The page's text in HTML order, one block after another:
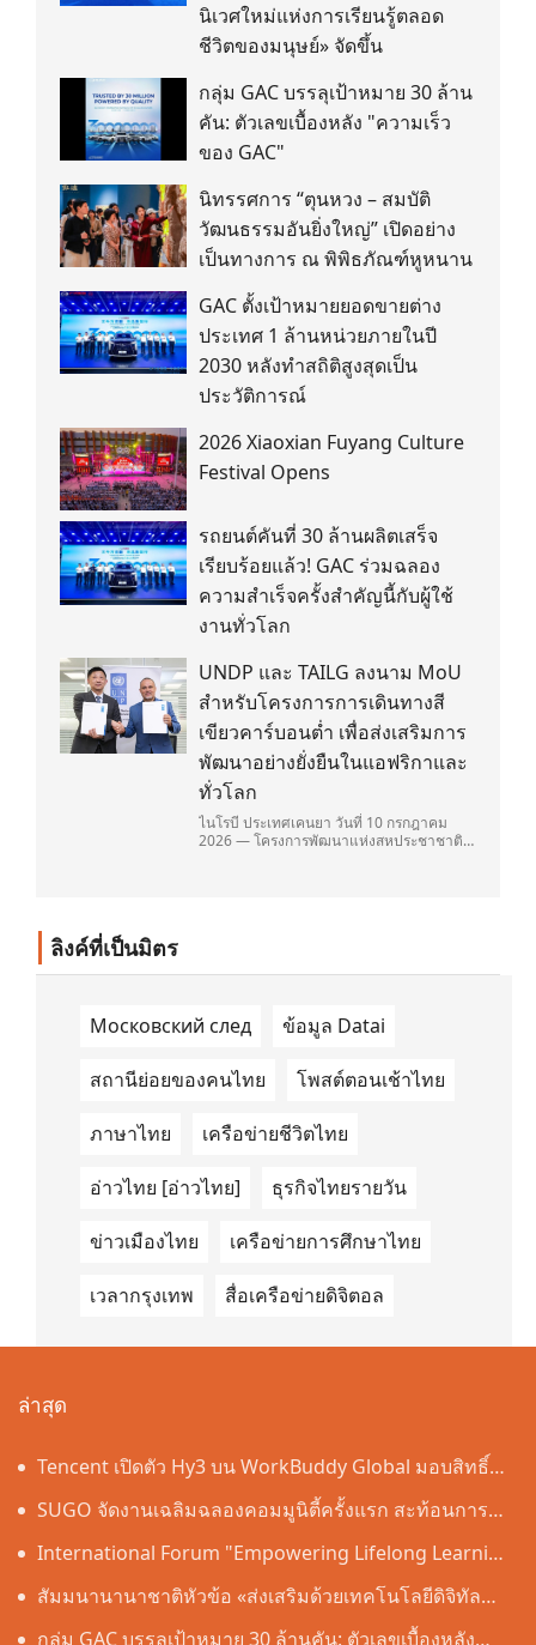
นิเวศใหม่แห่งการเรียนรู้ตลอด
ชีวิตของมนุษย์» จัดขึ้น
กลุ่ม GAC บรรลุเป้าหมาย 30 ล้าน
คัน: ตัวเลขเบื้องหลัง "ความเร็ว
ของ GAC"
นิทรรศการ “ตุนหวง – สมบัติ
วัฒนธรรมอันยิ่งใหญ่” เปิดอย่าง
เป็นทางการ ณ พิพิธภัณฑ์หูหนาน
GAC ตั้งเป้าหมายยอดขายต่าง
ประเทศ 1 ล้านหน่วยภายในปี
2030 หลังทำสถิติสูงสุดเป็น
ประวัติการณ์
2026 Xiaoxian Fuyang Culture
Festival Opens
รถยนต์คันที่ 30 ล้านผลิตเสร็จ
เรียบร้อยแล้ว! GAC ร่วมฉลอง
ความสำเร็จครั้งสำคัญนี้กับผู้ใช้
งานทั่วโลก
UNDP และ TAILG ลงนาม MoU
สำหรับโครงการการเดินทางสี
เขียวคาร์บอนต่ำ เพื่อส่งเสริมการ
พัฒนาอย่างยั่งยืนในแอฟริกาและ
ทั่วโลก
ไนโรบี ประเทศเคนยา วันที่ 10 กรกฎาคม
2026 — โครงการพัฒนาแห่งสหประชาชาติ
ลิงค์ที่เป็นมิตร
Московский след ข้อมูล Datai
สถานีย่อยของคนไทย โพสต์ตอนเช้าไทย
ภาษาไทย เครือข่ายชีวิตไทย
อ่าวไทย [อ่าวไทย] ธุรกิจไทยรายวัน
ข่าวเมืองไทย เครือข่ายการศึกษาไทย
เวลากรุงเทพ สื่อเครือข่ายดิจิตอล
ล่าสุด
Tencent เปิดตัว Hy3 บน WorkBuddy Global มอบสิทธิ์
เข้าใช้งาน AI Agentic Workspace ฟรีตลอดเดือนสิงหาคม
SUGO จัดงานเฉลิมฉลองคอมมูนิตี้ครั้งแรก สะท้อนการ
เติบโตอย่างต่อเนื่องในประเทศไทย
International Forum "Empowering Lifelong Learning
Through Digital Intelligence – Building a New
Ecosystem for Human Lifelong Learning" Convenes
สัมมนานานาชาติหัวข้อ «ส่งเสริมด้วยเทคโนโลยีดิจิทัล
อัจฉริยะ เรียนรู้ตลอดชีวิต – สร้างระบบนิเวศใหม่แห่งการ
กลุ่ม GAC บรรลุเป้าหมาย 30 ล้านคัน: ตัวเลขเบื้องหลัง